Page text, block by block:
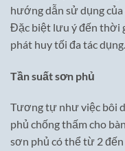
hướng dẫn sử dụng
Đặc biệt lưu ý đến thời
phát huy tối đa tác dụng.
Tần suất sơn phủ
Tương tự như việc bôi
phủ chống thấm cho
sơn phủ có thể từ 2